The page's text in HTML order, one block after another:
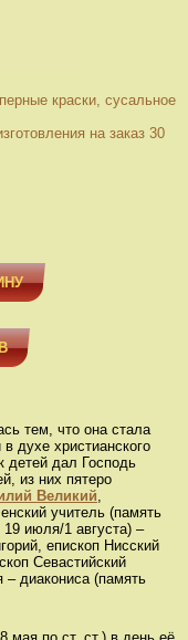
краски, сусальное
на заказ 30
тем, что она стала
духе христианского
детей дал Господь
из них пятеро
Великий,
учитель (память
июля/1 августа) –
епископ Нисский
Севастийский
– диакониса (память